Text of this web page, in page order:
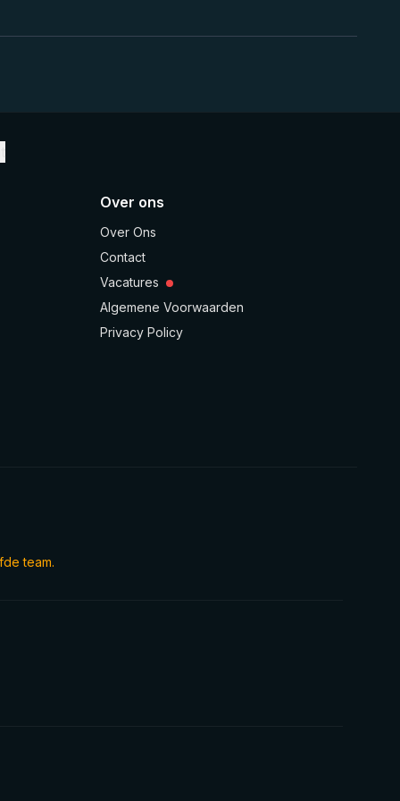
Over ons
Over Ons
Contact
Vacatures
Algemene Voorwaarden
Privacy Policy
team.